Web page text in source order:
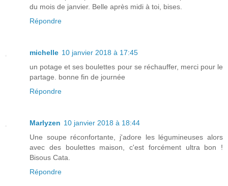
du mois de janvier. Belle après midi à toi, bises.
Répondre
michelle 10 janvier 2018 à 17:45
un potage et ses boulettes pour se réchauffer, merci pour le
partage. bonne fin de journée
Répondre
Marlyzen 10 janvier 2018 à 18:44
Une soupe réconfortante, j'adore les légumineuses alors
avec des boulettes maison, c'est forcément ultra bon !
Bisous Cata.
Répondre